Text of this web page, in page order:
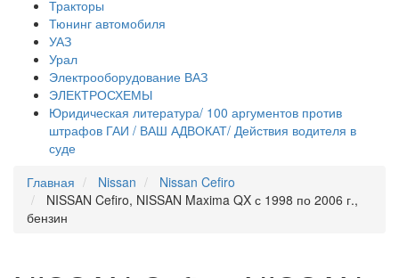
Тракторы
Тюнинг автомобиля
УАЗ
Урал
Электрооборудование ВАЗ
ЭЛЕКТРОСХЕМЫ
Юридическая литература/ 100 аргументов против
штрафов ГАИ / ВАШ АДВОКАТ/ Действия водителя в
суде
Главная
Nissan
Nissan Cefiro
NISSAN Cefiro, NISSAN Maxima QX с 1998 по 2006 г.,
бензин